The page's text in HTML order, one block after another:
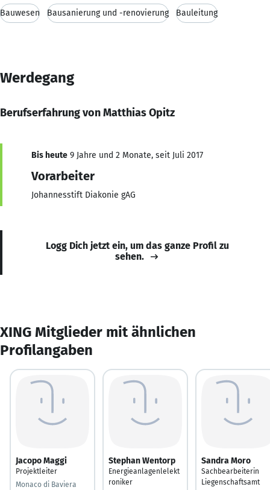
Bauwesen Bausanierung und -renovierung Bauleitung
Werdegang
Berufserfahrung von Matthias Opitz
Bis heute 9 Jahre und 2 Monate, seit Juli 2017
Vorarbeiter
Johannesstift Diakonie gAG
Logg Dich jetzt ein, um das ganze Profil zu
sehen.
XING Mitglieder mit ähnlichen
Profilangaben
Jacopo Maggi
Projektleiter
Monaco di Baviera
Stephan Wentorp
Energieanlagenlelekt
roniker
Sandra Moro
Sachbearbeiterin
Liegenschaftsamt